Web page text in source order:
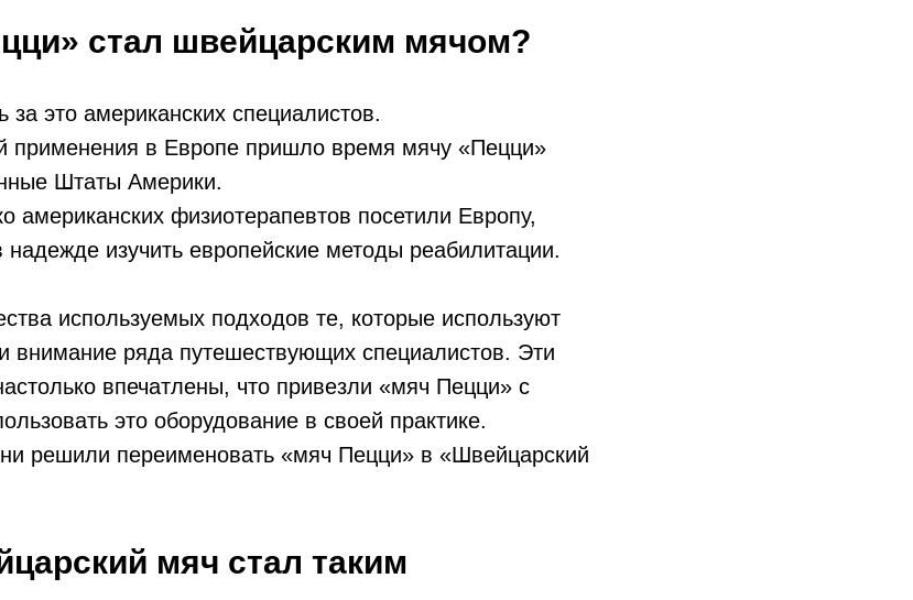
стал швейцарским мячом?
это американских специалистов.
применения в Европе пришло время мячу «Пецци»
Штаты Америки.
американских физиотерапевтов посетили Европу,
изучить европейские методы реабилитации.
используемых подходов те, которые используют
внимание ряда путешествующих специалистов. Эти
впечатлены, что привезли «мяч Пецци» с
это оборудование в своей практике.
решили переименовать «мяч Пецци» в «Швейцарский
мяч стал таким